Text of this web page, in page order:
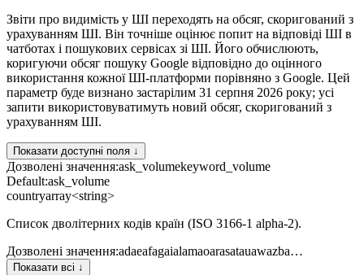
Звіти про видимість у ШІ переходять на обсяг, скоригований з
урахуванням ШІ. Він точніше оцінює попит на відповіді ШІ в
чатботах і пошукових сервісах зі ШІ. Його обчислюють,
коригуючи обсяг пошуку Google відповідно до оцінного
використання кожної ШІ-платформи порівняно з Google. Цей
параметр буде визнано застарілим 31 серпня 2026 року; усі
запити використовуватимуть новий обсяг, скоригований з
урахуванням ШІ.
Показати доступні поля ↓
Дозволені значення:ask_volumekeyword_volume
Default:ask_volume
countryarray<string>
Список дволітерних кодів країн (ISO 3166-1 alpha-2).
Дозволені значення:adaeafagaialamaoarasatauawazba…
Показати всі ↓